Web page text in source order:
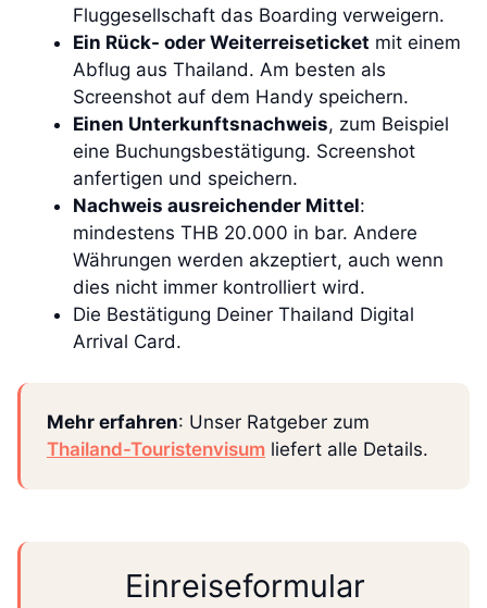
Fluggesellschaft das Boarding verweigern.
Ein Rück- oder Weiterreiseticket mit einem
Abflug aus Thailand. Am besten als
Screenshot auf dem Handy speichern.
Einen Unterkunftsnachweis, zum Beispiel
eine Buchungsbestätigung. Screenshot
anfertigen und speichern.
Nachweis ausreichender Mittel:
mindestens THB 20.000 in bar. Andere
Währungen werden akzeptiert, auch wenn
dies nicht immer kontrolliert wird.
Die Bestätigung Deiner Thailand Digital
Arrival Card.
Mehr erfahren: Unser Ratgeber zum
Thailand-Touristenvisum liefert alle Details.
Einreiseformular